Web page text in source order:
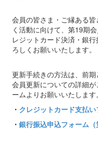
会員の皆さま・ご縁ある
く活動に向けて、第19期
レジットカード決済・銀
ろしくお願いいたします。
更新手続きの方法は、前期
会員更新についての詳細
ームよりお願いいたします。
・ クレジットカード支払
・ 銀行振込申込フォーム（